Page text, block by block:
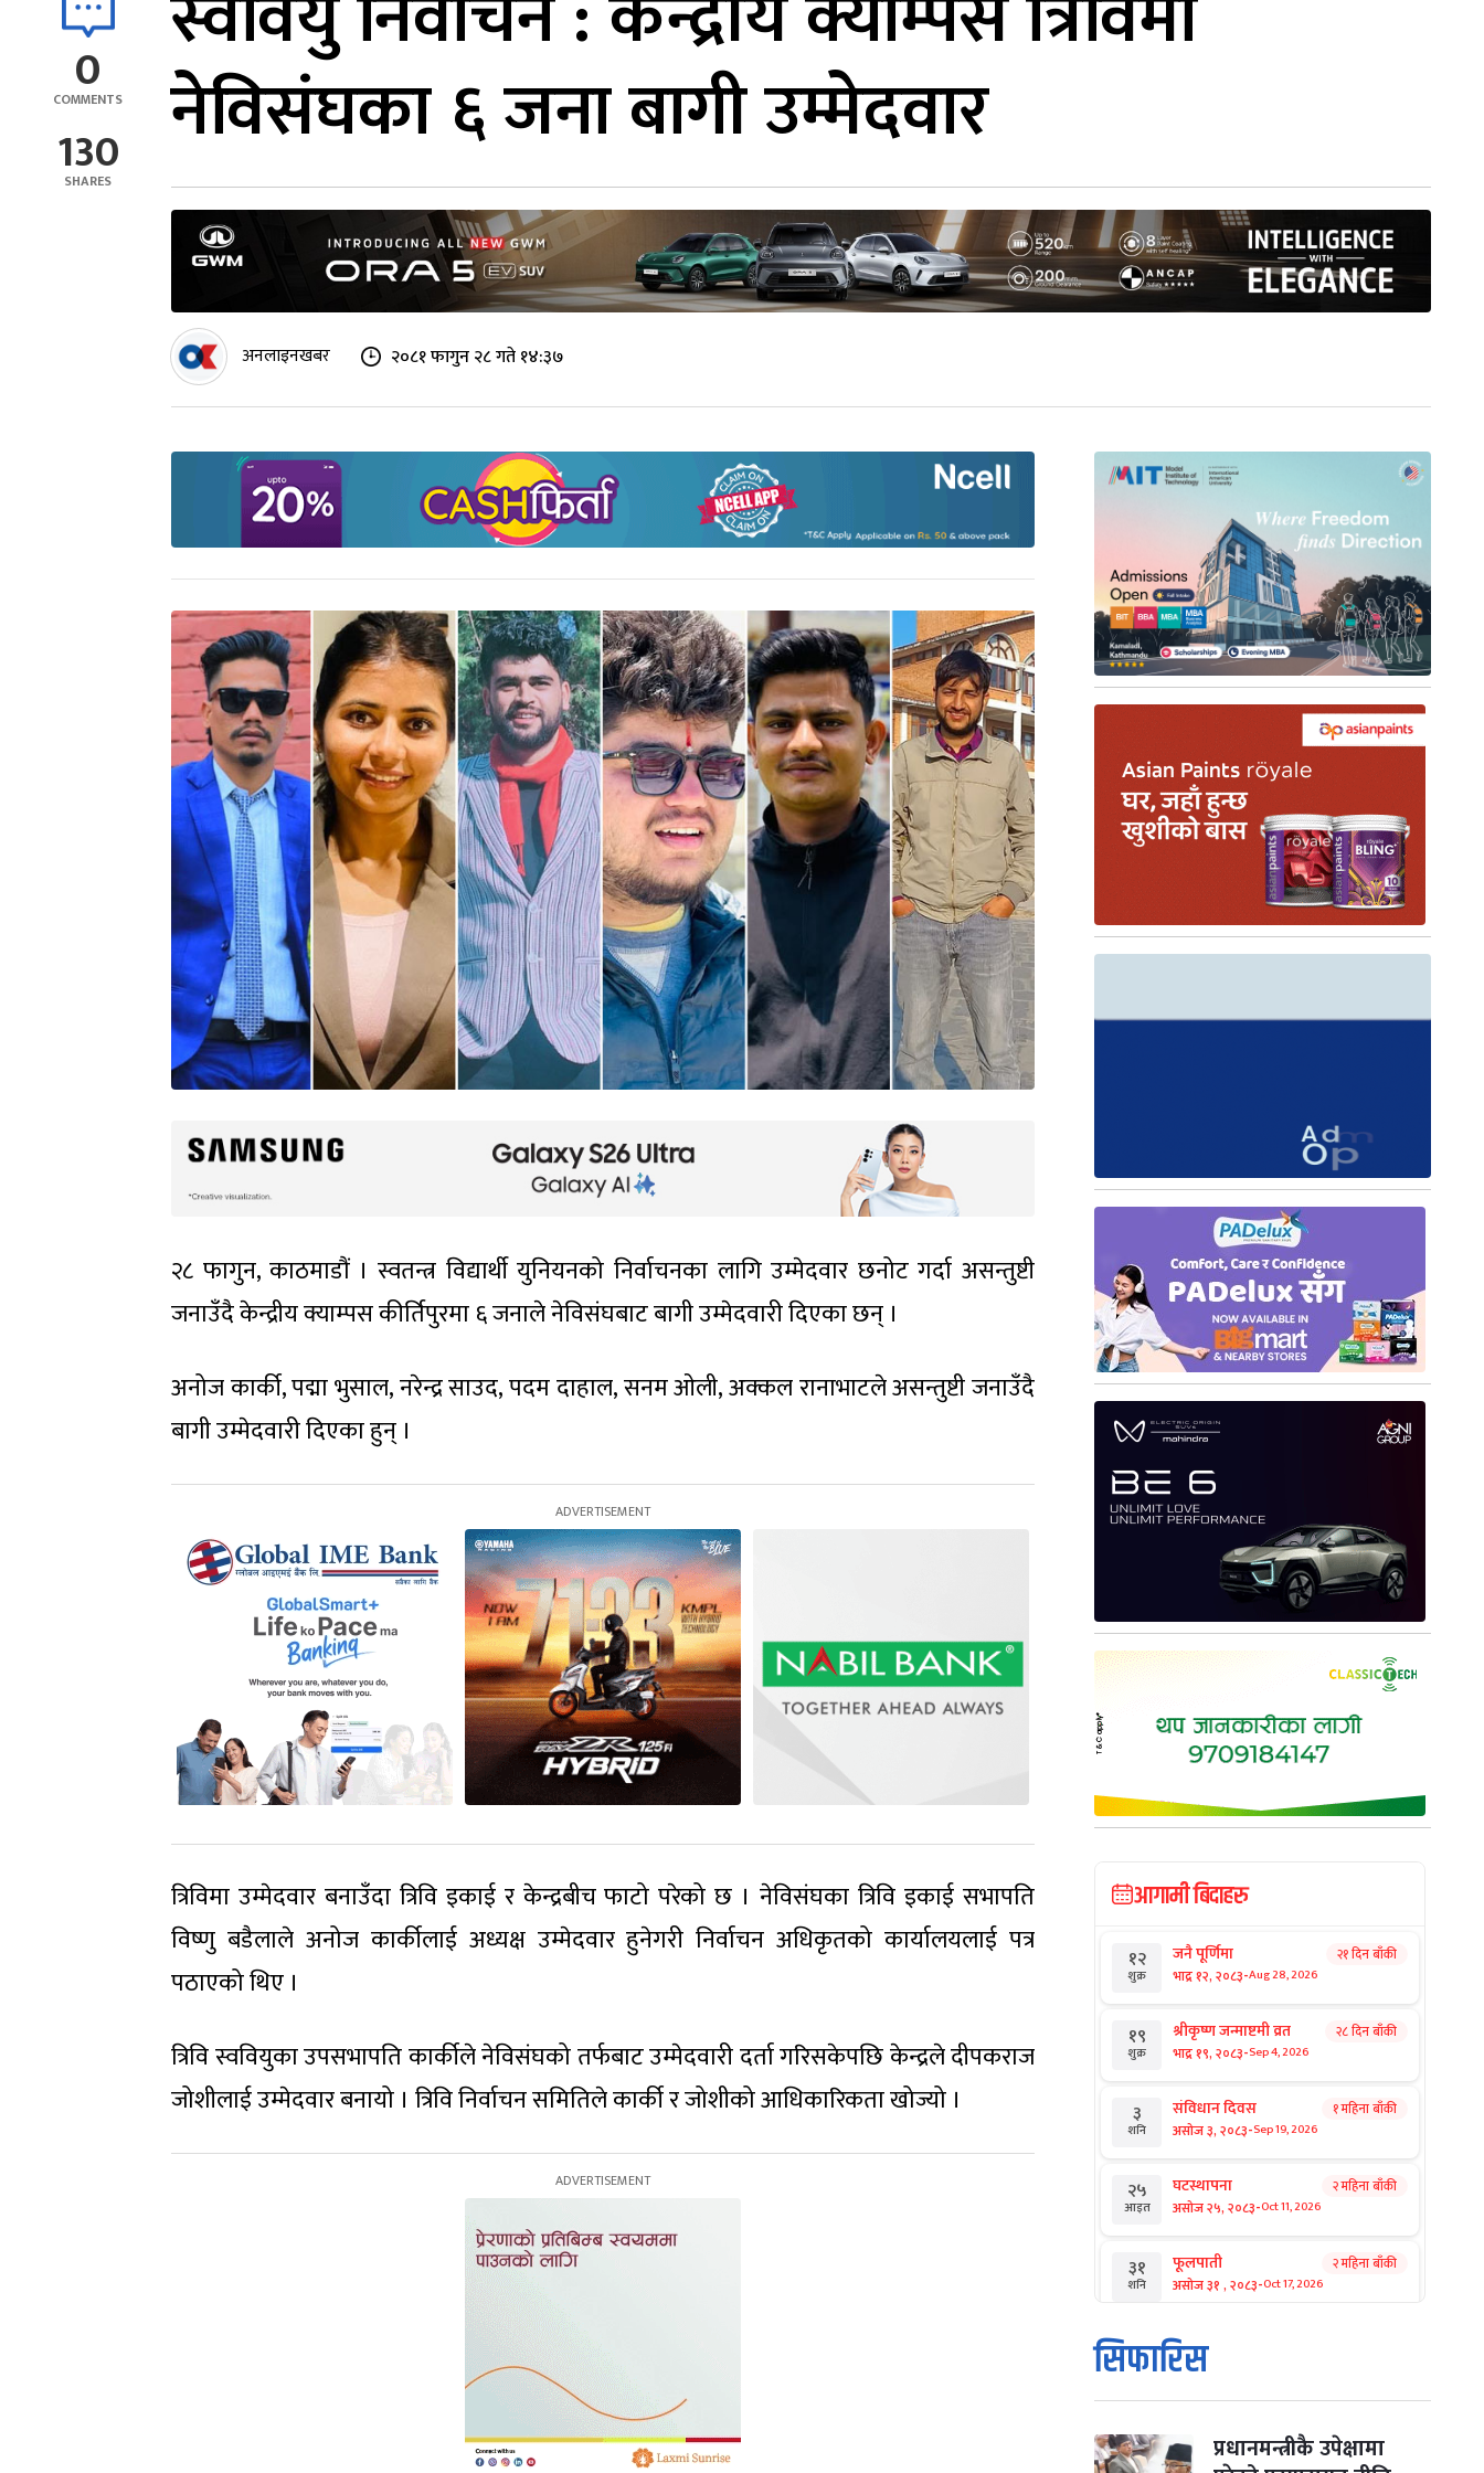
0
COMMENTS
130
SHARES
नेविसंघका ६ जना बागी उम्मेदवार
अनलाइनखबर २०८१ फागुन २८ गते १४:३७
२८ फागुन, काठमाडौं । स्वतन्त्र विद्यार्थी युनियनको निर्वाचनका लागि उम्मेदवार छनोट गर्दा असन्तुष्टी
जनाउँदै केन्द्रीय क्याम्पस कीर्तिपुरमा ६ जनाले नेविसंघबाट बागी उम्मेदवारी दिएका छन् ।
अनोज कार्की, पद्मा भुसाल, नरेन्द्र साउद, पदम दाहाल, सनम ओली, अक्कल रानाभाटले असन्तुष्टी जनाउँदै
बागी उम्मेदवारी दिएका हुन् ।
त्रिविमा उम्मेदवार बनाउँदा त्रिवि इकाई र केन्द्रबीच फाटो परेको छ । नेविसंघका त्रिवि इकाई सभापति
विष्णु बडैलाले अनोज कार्कीलाई अध्यक्ष उम्मेदवार हुनेगरी निर्वाचन अधिकृतको कार्यालयलाई पत्र
पठाएको थिए ।
त्रिवि स्ववियुका उपसभापति कार्कीले नेविसंघको तर्फबाट उम्मेदवारी दर्ता गरिसकेपछि केन्द्रले दीपकराज
जोशीलाई उम्मेदवार बनायो । त्रिवि निर्वाचन समितिले कार्की र जोशीको आधिकारिकता खोज्यो ।
आगामी बिदाहरु
१२
शुक्र
जनै पूर्णिमा
भाद्र १२, २०८३-Aug 28, 2026
२१ दिन बाँकी
१९
शुक्र
श्रीकृष्ण जन्माष्टमी व्रत
भाद्र १९, २०८३-Sep 4, 2026
२८ दिन बाँकी
३
शनि
संविधान दिवस
असोज ३, २०८३-Sep 19, 2026
१ महिना बाँकी
२५
आइत
घटस्थापना
असोज २५, २०८३-Oct 11, 2026
२ महिना बाँकी
३१
शनि
फूलपाती
असोज ३१ , २०८३-Oct 17, 2026
२ महिना बाँकी
१
आइत
कार्तिक सङ्क्रान्ति
कार्तिक १, २०८३
मंगल कार्तिक ३, २०८३-Oct 20, 2026
सिफारिस
प्रधानमन्त्रीकै उपेक्षामा